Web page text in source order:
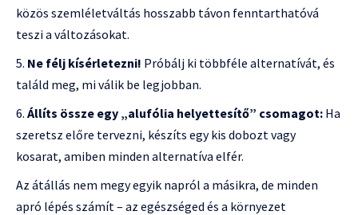
közös szemléletváltás hosszabb távon fenntarthatóvá
teszi a változásokat.
Ne félj kísérletezni! Próbálj ki többféle alternatívát, és
találd meg, mi válik be legjobban.
Állíts össze egy „alufólia helyettesítő” csomagot: Ha
szeretsz előre tervezni, készíts egy kis dobozt vagy
kosarat, amiben minden alternatíva elfér.
Az átállás nem megy egyik napról a másikra, de minden
apró lépés számít – az egészséged és a környezet